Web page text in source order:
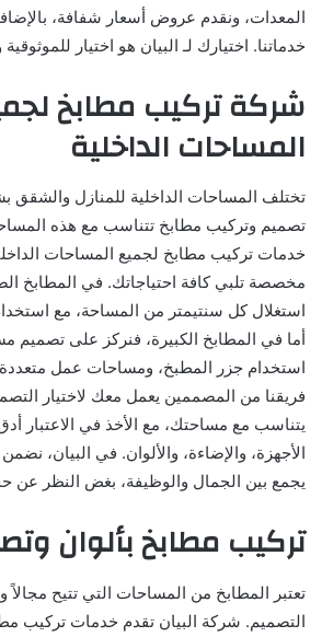
المعدات، ونقدم عروض أسعار شفافة،
خدماتنا. اختيارك لـ البيان هو اختيار للموثوقية
شركة تركيب مطابخ
المساحات الداخلية
تختلف المساحات الداخلية للمنازل والشقق
تصميم وتركيب مطابخ تتناسب مع هذه
خدمات تركيب مطابخ لجميع المساحات
مخصصة تلبي كافة احتياجاتك. في المطابخ
استغلال كل سنتيمتر من المساحة، مع
أما في المطابخ الكبيرة، فنركز على تصميم
استخدام جزر المطبخ، ومساحات عمل
فريقنا من المصممين يعمل معك لاختيار
يتناسب مع مساحتك، مع الأخذ في الاعتبار
الأجهزة، والإضاءة، والألوان. في البيان،
يجمع بين الجمال والوظيفة، بغض النظر عن
تركيب مطابخ بألوان
تعتبر المطابخ من المساحات التي تتيح مجالاً
التصميم. شركة البيان تقدم خدمات تركيب